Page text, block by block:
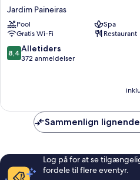
Verde
Hotel
Jardim
Paineiras
Jardim Paineiras
Pool
Spa
Gratis Wi-Fi
Restaurant
8.4
ud
anmeldelser
8,4 Alletiders
372 anmeldelser
Sammenlign
Log på for at se
fordele til flere eventyr.